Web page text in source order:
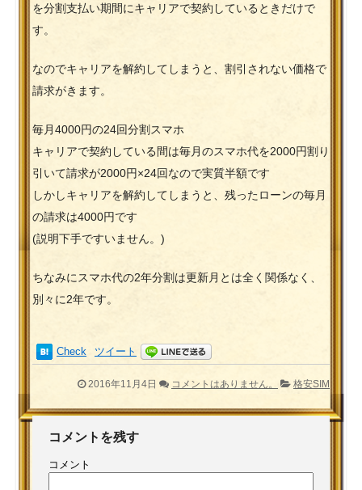
を分割支払い期間にキャリアで契約しているときだけで
す。
なのでキャリアを解約してしまうと、割引されない価格で
請求がきます。
毎月4000円の24回分割スマホ
キャリアで契約している間は毎月のスマホ代を2000円割り
引いて請求が2000円×24回なので実質半額です
しかしキャリアを解約してしまうと、残ったローンの毎月
の請求は4000円です
(説明下手ですいません。)
ちなみにスマホ代の2年分割は更新月とは全く関係なく、
別々に2年です。
Check ツイート
2016年11月4日 コメントはありません。 格安SIM
コメントを残す
コメント